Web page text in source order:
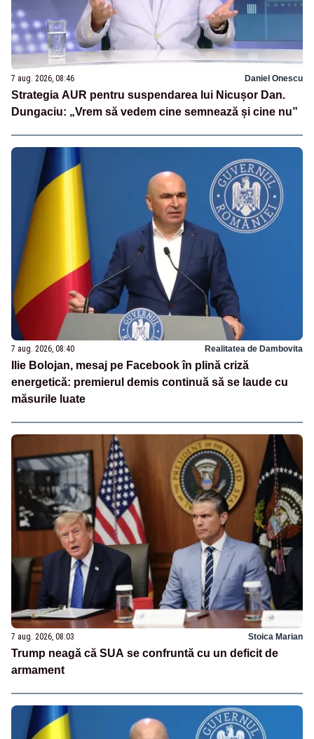
7 aug. 2026, 08:46 Daniel Onescu
Strategia AUR pentru suspendarea lui Nicușor Dan.
Dungaciu: „Vrem să vedem cine semnează și cine nu”
7 aug. 2026, 08:40 Realitatea de Dambovita
Ilie Bolojan, mesaj pe Facebook în plină criză
energetică: premierul demis continuă să se laude cu
măsurile luate
7 aug. 2026, 08:03 Stoica Marian
Trump neagă că SUA se confruntă cu un deficit de
armament